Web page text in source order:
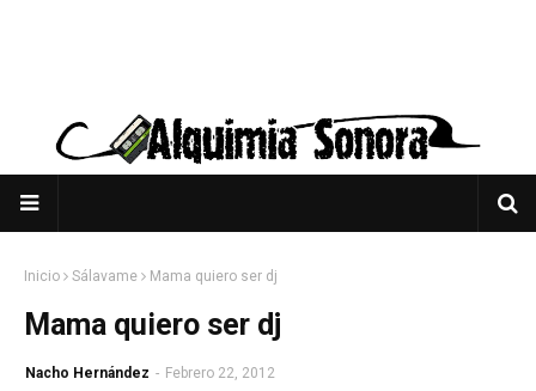
Inicio Sálavame Mama quiero ser dj
Mama quiero ser dj
Nacho Hernández - Febrero 22, 2012